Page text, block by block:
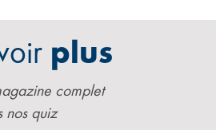
plus
complet
nos quiz